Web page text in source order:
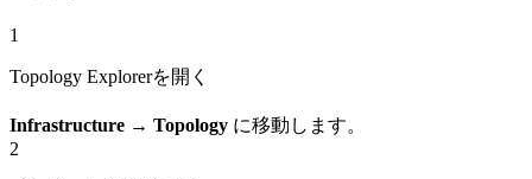
1
Topology Explorerを開く
Infrastructure → Topology に移動します。
2